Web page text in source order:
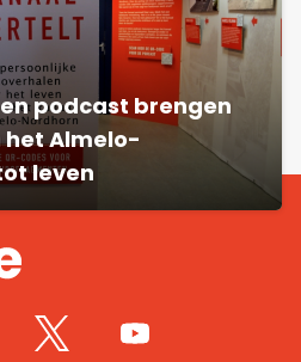
podcast brengen
het Almelo-
leven